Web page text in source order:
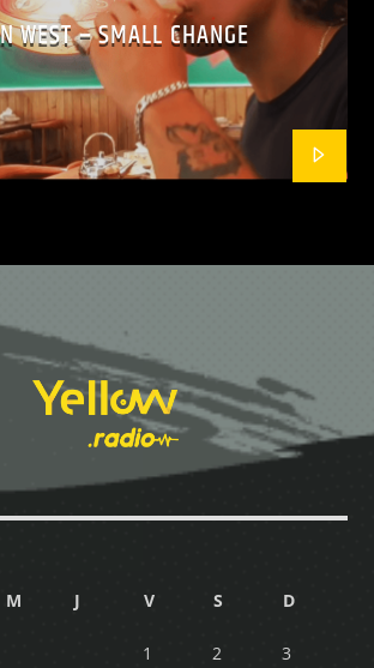
WEST – SMALL CHANGE
M J V S D
1 2
3